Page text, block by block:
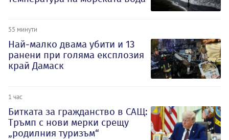
55 минути
Най-малко двама убити и 13
ранени при голяма експлозия
край Дамаск
1 час
Битката за гражданство в САЩ:
Тръмп с нови мерки срещу
„родилния туризъм“